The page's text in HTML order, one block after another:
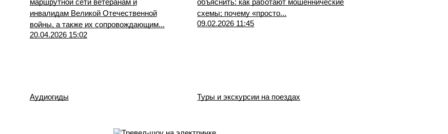
маршрутной сети ветеранам и
инвалидам Великой Отечественной
войны, а также их сопровождающим...
20.04.2026 15:02
объяснить: как работают мошеннические
схемы; почему «просто...
09.02.2026 11:45
Аудиогиды Туры и экскурсии на поездах